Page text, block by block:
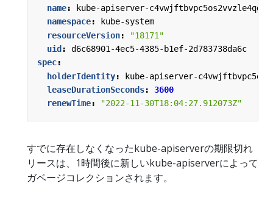
name:
kube-apiserver-
namespace:
kube-system
resourceVersion:
"18171"
uid :
d6c68901-4ec5-4385-b1ef-2d783738da6c
spec:
holderIdentity:
kube-apiserver-
leaseDurationSeconds:
3600
renewTime: "2022-11-30T18:04:27.912073Z"
すでに存在しなくなったkube-apiserverの期限切れ
リースは、1時間後に新しいkube-apiserverによって
ガベージコレクションされます。